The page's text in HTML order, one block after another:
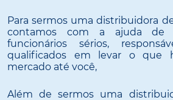
Para sermos uma distribuidora
contamos com a ajuda de
funcionários sérios,
qualificados em levar o que
mercado até você,
Além de sermos uma